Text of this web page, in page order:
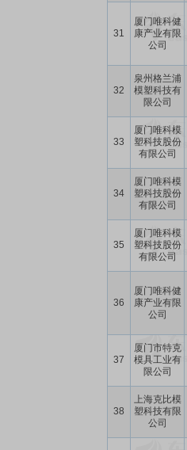
31
厦门唯科健
康产业有限
公司
32
泉州格兰浦
模塑科技有
限公司
33
厦门唯科模
塑科技股份
有限公司
34
厦门唯科模
塑科技股份
有限公司
35
厦门唯科模
塑科技股份
有限公司
36
厦门唯科健
康产业有限
公司
37
厦门市特克
模具工业有
限公司
38
上海克比模
塑科技有限
公司